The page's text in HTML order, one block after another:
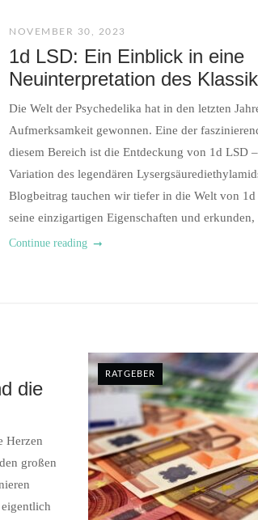
NOVEMBER 30, 2023
1d LSD: Ein Einblick in eine
Neuinterpretation des
Die Welt der Psychedelika hat in den letzten
Aufmerksamkeit gewonnen. Eine der
diesem Bereich ist die Entdeckung von 1d LSD
Variation des legendären
Blogbeitrag tauchen wir tiefer in die Welt von 1d
seine einzigartigen Eigenschaften und erkunden,
Continue reading
RATGEBER
die
Herzen
großen